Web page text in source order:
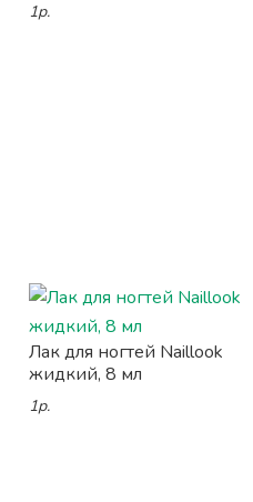
1р.
Лак для ногтей Naillook
жидкий, 8 мл
1р.